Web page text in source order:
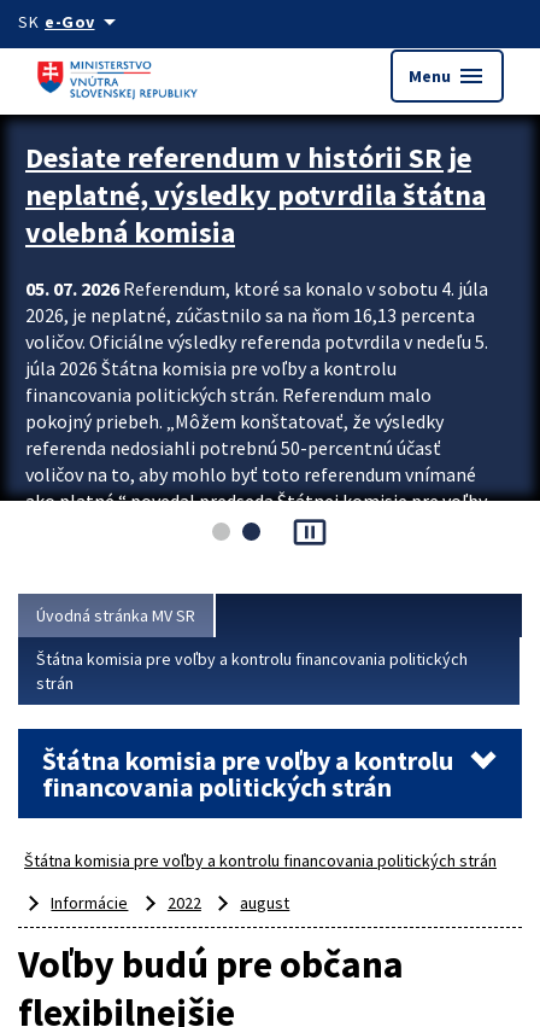
Preskocit na hlavný obsah
SK e-Govarrow_drop_down
Menu menu
Zastavit automatický posun upútavok
Desiate referendum v histórii SR je
neplatné, výsledky potvrdila štátna
volebná komisia
05. 07. 2026Referendum, ktoré sa konalo v sobotu 4. júla
2026, je neplatné, zúčastnilo sa na ňom 16,13 percenta
voličov. Oficiálne výsledky referenda potvrdila v nedeľu 5.
júla 2026 Štátna komisia pre voľby a kontrolu
financovania politických strán. Referendum malo
pokojný priebeh. „Môžem konštatovať, že výsledky
referenda nedosiahli potrebnú 50-percentnú účasť
voličov na to, aby mohlo byť toto referendum vnímané
ako platné,“ povedal predseda Štátnej komisie pre voľby
a kontrolu financovania politických...
pause_presentation
Úvodná stránka MV SR
Štátna komisia pre voľby a kontrolu financovania politických
strán
Štátna komisia pre voľby a kontrolu
financovania politických strán
Štátna komisia pre voľby a kontrolu financovania politických strán
Informácie
2022 august
Voľby budú pre občana
flexibilnejšie